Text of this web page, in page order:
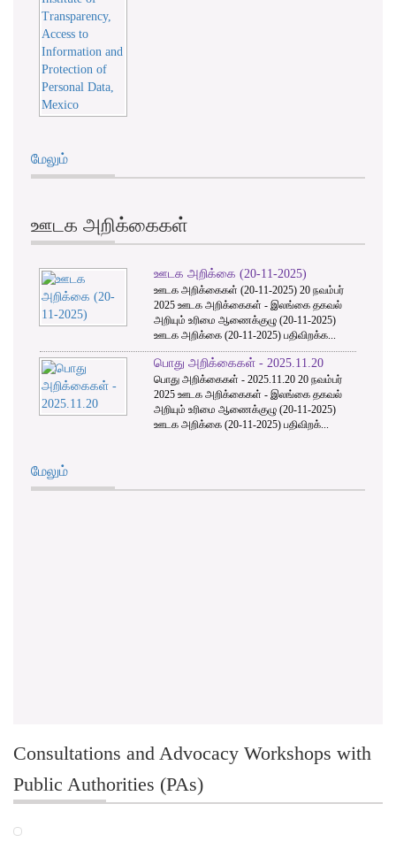
மேலும்
ஊடக அறிக்கைகள்
ஊடக அறிக்கை (20-11-2025)
ஊடக அறிக்கைகள் (20-11-2025) 20 நவம்பர்
2025 ஊடக அறிக்கைகள் - இலங்கை தகவல்
அறியும் உரிமை ஆணைக்குழு (20-11-2025)
ஊடக அறிக்கை (20-11-2025) பதிவிறக்க...
பொது அறிக்கைகள் - 2025.11.20
பொது அறிக்கைகள் - 2025.11.20 20 நவம்பர்
2025 ஊடக அறிக்கைகள் - இலங்கை தகவல்
அறியும் உரிமை ஆணைக்குழு (20-11-2025)
ஊடக அறிக்கை (20-11-2025) பதிவிறக்...
மேலும்
Consultations and Advocacy Workshops with
Public Authorities (PAs)